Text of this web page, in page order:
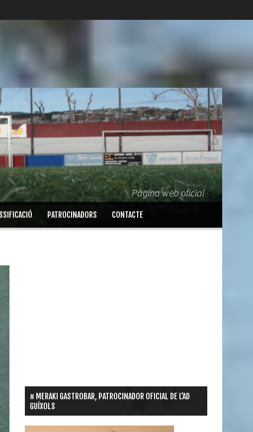
Pàgina web oficial
PATROCINADORS CONTACTE
MERAKI GASTROBAR, PATROCINADOR OFICIAL DE L’AD
GUÍXOLS